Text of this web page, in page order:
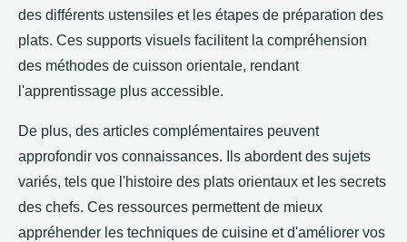
des différents ustensiles et les étapes de préparation des
plats. Ces supports visuels facilitent la compréhension
des méthodes de cuisson orientale, rendant
l'apprentissage plus accessible.
De plus, des articles complémentaires peuvent
approfondir vos connaissances. Ils abordent des sujets
variés, tels que l'histoire des plats orientaux et les secrets
des chefs. Ces ressources permettent de mieux
appréhender les techniques de cuisine et d'améliorer vos